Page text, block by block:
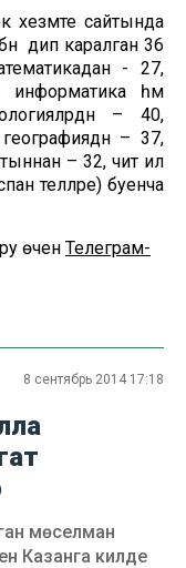
хезмәте сайтында
дип каралган 36
- 27,
һәм
– 40,
– 37,
– 32, чит ил
телләре) буенча
өчен Телеграм-
8 сентябрь 2014 17:18
мөселман
Казанга килде